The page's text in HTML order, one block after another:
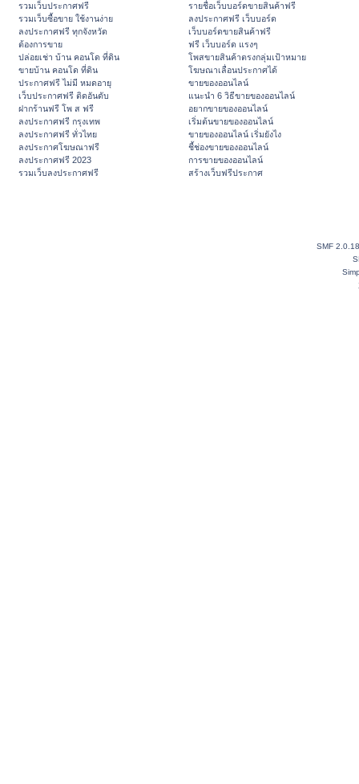
รวมเว็บประกาศฟรี
รวมเว็บซื้อขาย ใช้งานง่าย
ลงประกาศฟรี ทุกจังหวัด
ต้องการขาย
ปล่อยเช่า บ้าน คอนโด ที่ดิน
ขายบ้าน คอนโด ที่ดิน
ประกาศฟรี ไม่มี หมดอายุ
เว็บประกาศฟรี ติดอันดับ
ฝากร้านฟรี โพ ส ฟรี
ลงประกาศฟรี กรุงเทพ
ลงประกาศฟรี ทั่วไทย
ลงประกาศโฆษณาฟรี
ลงประกาศฟรี 2023
รวมเว็บลงประกาศฟรี
รายชื่อเว็บบอร์ดขายสินค้าฟรี
ลงประกาศฟรี เว็บบอร์ด
เว็บบอร์ดขายสินค้าฟรี
ฟรี เว็บบอร์ด แรงๆ
โพสขายสินค้าตรงกลุ่มเป้าหมาย
โฆษณาเลื่อนประกาศได้
ขายของออนไลน์
แนะนำ 6 วิธีขายของออนไลน์
อยากขายของออนไลน์
เริ่มต้นขายของออนไลน์
ขายของออนไลน์ เริ่มยังไง
ชี้ช่องขายของออนไลน์
การขายของออนไลน์
สร้างเว็บฟรีประกาศ
SMF 2.0.18